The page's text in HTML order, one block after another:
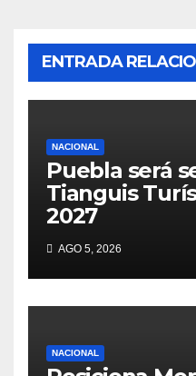
ENTRADA
NACIONAL
Puebla será
Tianguis
2027
AGO 5, 2026
NACIONAL